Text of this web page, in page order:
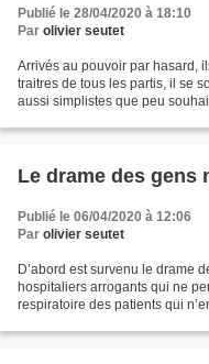
Publié le 28/04/2020 à 18:10
Par olivier seutet
Arrivés au pouvoir par hasard,
traitres de tous les partis, il se
aussi simplistes que peu
Le drame des gens
Publié le 06/04/2020 à 12:06
Par olivier seutet
D’abord est survenu le drame
hospitaliers arrogants qui ne
respiratoire des patients qui